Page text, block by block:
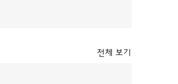
전체 보기